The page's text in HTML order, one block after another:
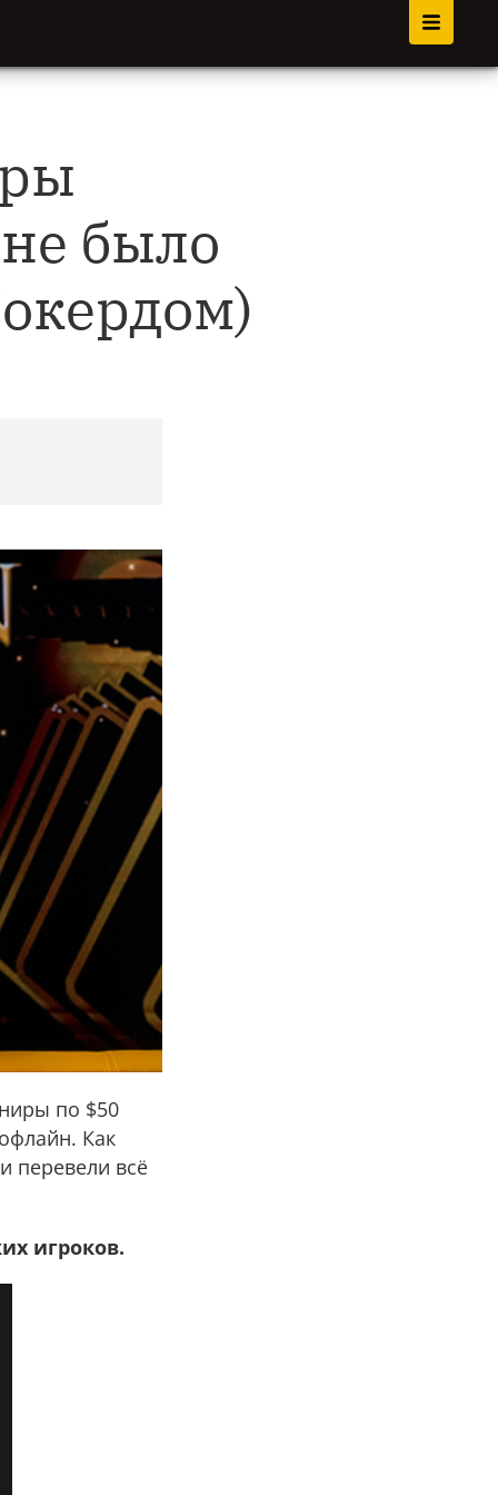
было
по $50
Как
перевели всё
игроков.